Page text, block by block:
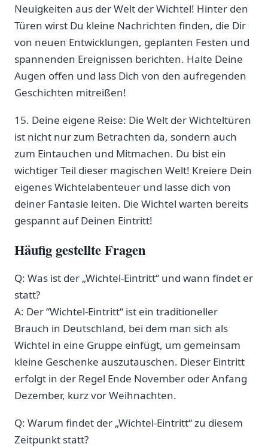
Neuigkeiten aus der Welt ⁢der Wichtel! Hinter den
Türen wirst Du kleine Nachrichten finden, die Dir
von neuen ‍Entwicklungen, geplanten ‌Festen und
spannenden Ereignissen berichten. Halte Deine
Augen offen und lass Dich ​von den aufregenden
Geschichten mitreißen!
15. Deine eigene Reise: Die Welt der Wichteltüren
ist nicht ⁢nur zum Betrachten⁤ da, sondern auch
zum Eintauchen und Mitmachen. Du bist ein
wichtiger Teil dieser magischen Welt! ‍Kreiere Dein
eigenes Wichtelabenteuer⁢ und lasse dich von
deiner Fantasie leiten.⁣ Die Wichtel warten bereits
gespannt auf Deinen Eintritt!
Häufig gestellte Fragen
Q: Was ist der​ „Wichtel-Eintritt“ und wann findet er​
statt?
A: Der ⁢“Wichtel-Eintritt“ ist ein traditioneller
Brauch in Deutschland, ​bei dem man sich‍ als
Wichtel in eine Gruppe einfügt, um gemeinsam
kleine Geschenke auszutauschen. Dieser Eintritt
‌erfolgt ​in der Regel Ende November oder Anfang
Dezember, ‍kurz vor Weihnachten.
Q: Warum findet der „Wichtel-Eintritt“ zu diesem
Zeitpunkt statt?